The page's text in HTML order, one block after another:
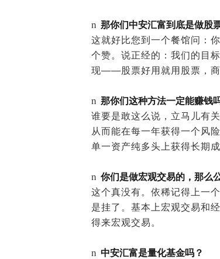
n 那你们中安汇富到底是做股
这就好比您到一个餐馆问：
个赞。说正经的：我们的目
现——股票好用就用股票，商
n 那你们这种方法一定能赚钱
谁要是敢这么说，立马儿有
从而能在每一年获得一个风
单一资产纯多头上获得长期
n 你们是做宏观交易的，那么
这个真没有。依稀记得上一
是挂了。基本上宏观交易和
得来宏观交易。
n 中安汇富是量化基金吗？